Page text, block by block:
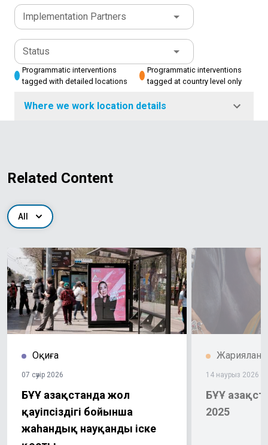
Implementation Partners
Status
Programmatic interventions
tagged with detailed locations
Programmatic interventions
tagged at country level only
Where we work location details
Related Content
All
Оқиға
07 сәуір 2026
БҰҰ Қазақстанда жол
қауіпсіздігі бойынша
жаһандық науқанды іске
14 наурыз 2026
БҰҰ
2025